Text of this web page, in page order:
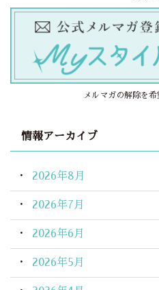
メルマガの解除を
情報アーカイブ
2026年8月
2026年7月
2026年6月
2026年5月